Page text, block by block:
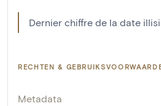
Dernier chiffre de la date
RECHTEN &
Metadata